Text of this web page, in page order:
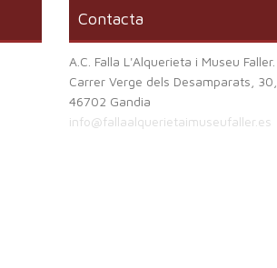
Contacta
A.C. Falla L'Alquerieta i Museu Faller.
Carrer Verge dels Desamparats, 30,
46702 Gandia
info@fallaalquerietaimuseufaller.es